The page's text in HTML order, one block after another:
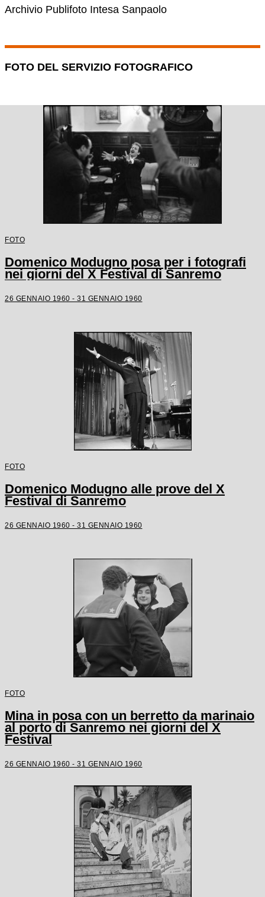
Archivio Publifoto Intesa Sanpaolo
FOTO DEL SERVIZIO FOTOGRAFICO
FOTO
Domenico Modugno posa per i fotografi
nei giorni del X Festival di Sanremo
26 GENNAIO 1960 - 31 GENNAIO 1960
FOTO
Domenico Modugno alle prove del X
Festival di Sanremo
26 GENNAIO 1960 - 31 GENNAIO 1960
FOTO
Mina in posa con un berretto da marinaio
al porto di Sanremo nei giorni del X
Festival
26 GENNAIO 1960 - 31 GENNAIO 1960